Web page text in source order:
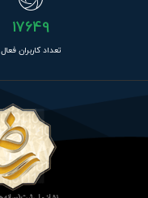
17649
تعداد کاربران فعال